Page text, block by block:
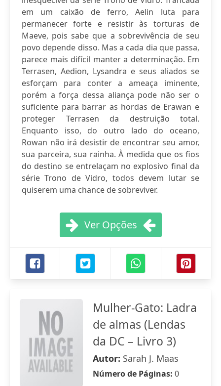
em um caixão de ferro, Aelin luta para
permanecer forte e resistir às torturas de
Maeve, pois sabe que a sobrevivência de seu
povo depende disso. Mas a cada dia que passa,
parece mais difícil manter a determinação. Em
Terrasen, Aedion, Lysandra e seus aliados se
esforçam para conter a ameaça iminente,
porém a força dessa aliança pode não ser o
suficiente para barrar as hordas de Erawan e
proteger Terrasen da destruição total.
Enquanto isso, do outro lado do oceano,
Rowan não irá desistir de encontrar seu amor,
sua parceira, sua rainha. À medida que os fios
do destino se entrelaçam no explosivo final da
série Trono de Vidro, todos devem lutar se
quiserem uma chance de sobreviver.
Ver Opções
Mulher-Gato: Ladra
de almas (Lendas
da DC – Livro 3)
Autor: Sarah J. Maas
Número de Páginas: 0